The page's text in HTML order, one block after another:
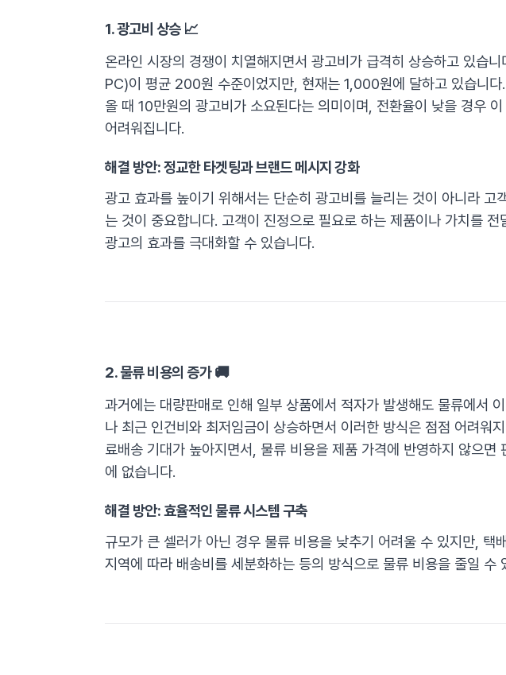
1. 광고비 상승 📈
온라인 시장의 경쟁이 치열해지면서 광고비가 급격히 상승하고 있습
PC)이 평균 200원 수준이었지만, 현재는 1,000원에 달하고 있습니
올 때 10만원의 광고비가 소요된다는 의미이며, 전환율이 낮을 경우
어려워집니다.
해결 방안: 정교한 타겟팅과 브랜드 메시지 강화
광고 효과를 높이기 위해서는 단순히 광고비를 늘리는 것이 아니라 고
는 것이 중요합니다. 고객이 진정으로 필요로 하는 제품이나 가치를 전
광고의 효과를 극대화할 수 있습니다.
2. 물류 비용의 증가 🚚
과거에는 대량판매로 인해 일부 상품에서 적자가 발생해도 물류에서
나 최근 인건비와 최저임금이 상승하면서 이러한 방식은 점점 어려워
료배송 기대가 높아지면서, 물류 비용을 제품 가격에 반영하지 않으면
에 없습니다.
해결 방안: 효율적인 물류 시스템 구축
규모가 큰 셀러가 아닌 경우 물류 비용을 낮추기 어려울 수 있지만, 택
지역에 따라 배송비를 세분화하는 등의 방식으로 물류 비용을 줄일 수